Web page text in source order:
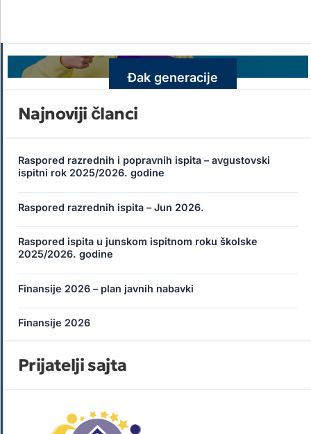
Đak generacije
Najnoviji članci
Raspored razrednih i popravnih ispita – avgustovski
ispitni rok 2025/2026. godine
Raspored razrednih ispita – Jun 2026.
Raspored ispita u junskom ispitnom roku školske
2025/2026. godine
Finansije 2026 – plan javnih nabavki
Finansije 2026
Prijatelji sajta